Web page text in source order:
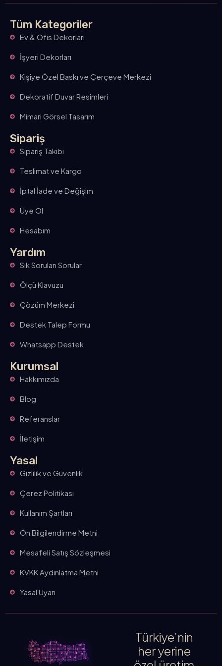
Tüm Kategoriler
Ev & Ofis Dekorları
İşyeri Dekorları
Kişiye Özel Baskı ve Çerçeve Merkezi
Dekoratif Duvar Resimleri
Mimari Görsel Tasarım
Sipariş
Sipariş Takibi
Teslimat ve Kargo
İptal İade ve Değişim
Üye Ol
Hesabım
Yardım
Sık Sorulan Sorular
Ölçü Klavuzu
Çözüm Merkezi
Destek Talep Formu
Whatsapp Destek
Kurumsal
Hakkımızda
Blog
Referanslar
İletişim
Yasal
Gizlilik ve Güvenlik
Çerez Politikası
Kullanım Şartları
Ön Bilgilendirme Metni
Mesafeli Satış Sözleşmesi
KVKK Aydınlatma Metni
Yasal Uyarı
Türkiye’nin
her yerine